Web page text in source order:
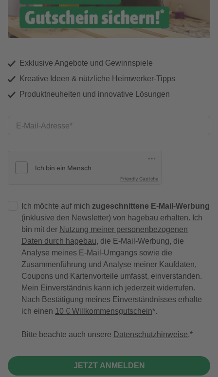
Exklusive Angebote und Gewinnspiele
Kreative Ideen & nützliche Heimwerker-Tipps
Produktneuheiten und innovative Lösungen
E-Mail-Adresse
Friendly Captcha
Ich möchte auf mich zugeschnittene E-Mail-Werbung
(inklusive den Newsletter) von hagebau erhalten. Ich
bin mit der Nutzung meiner personenbezogenen
Daten durch hagebau, die E-Mail-Werbung, die
Analyse meines E-Mail-Umgangs sowie die
Zusammenführung und Analyse meiner Kaufdaten,
Coupons und Kartenvorteile umfasst, einverstanden.
Mein Einverständnis kann ich jederzeit widerrufen.
Nach Bestätigung meines Einverständnisses erhalte
ich einen 10 € Willkommensgutschein*.
Bitte beachte auch unsere Datenschutzhinweise.
JETZT ANMELDEN